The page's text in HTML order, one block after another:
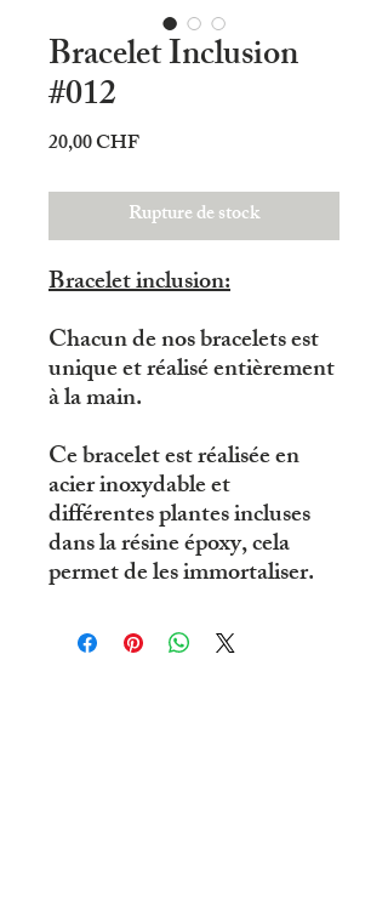
Bracelet Inclusion
#012
20,00 CHFPrix
Rupture de stock
Bracelet inclusion:
Chacun de nos bracelets est
unique et réalisé entièrement
à la main.
Ce bracelet est réalisée en
acier inoxydable et
différentes plantes incluses
dans la résine époxy, cela
permet de les immortaliser.